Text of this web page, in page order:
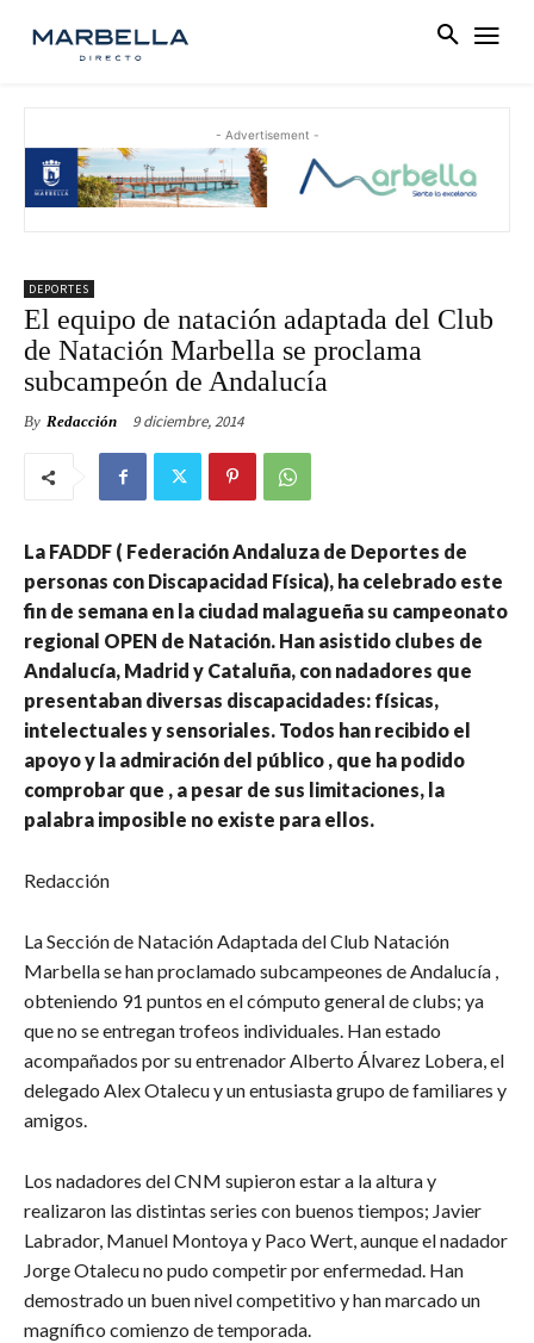
- Advertisement -
DEPORTES
El equipo de natación adaptada del Club
de Natación Marbella se proclama
subcampeón de Andalucía
By Redacción 9 diciembre, 2014
La FADDF ( Federación Andaluza de Deportes de
personas con Discapacidad Física), ha celebrado este
fin de semana en la ciudad malagueña su campeonato
regional OPEN de Natación. Han asistido clubes de
Andalucía, Madrid y Cataluña, con nadadores que
presentaban diversas discapacidades: físicas,
intelectuales y sensoriales. Todos han recibido el
apoyo y la admiración del público , que ha podido
comprobar que , a pesar de sus limitaciones, la
palabra imposible no existe para ellos.
Redacción
La Sección de Natación Adaptada del Club Natación
Marbella se han proclamado subcampeones de Andalucía ,
obteniendo 91 puntos en el cómputo general de clubs; ya
que no se entregan trofeos individuales. Han estado
acompañados por su entrenador Alberto Álvarez Lobera, el
delegado Alex Otalecu y un entusiasta grupo de familiares y
amigos.
Los nadadores del CNM supieron estar a la altura y
realizaron las distintas series con buenos tiempos; Javier
Labrador, Manuel Montoya y Paco Wert, aunque el nadador
Jorge Otalecu no pudo competir por enfermedad. Han
demostrado un buen nivel competitivo y han marcado un
magnífico comienzo de temporada.